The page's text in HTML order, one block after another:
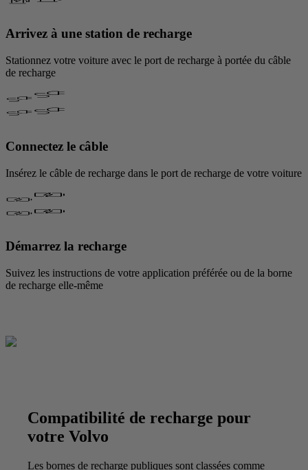
Arrivez à une station de recharge
Stationnez votre voiture avec le port de recharge à portée du câble
de recharge
Connectez le câble
Insérez le câble de recharge dans le port de recharge de votre voiture
Démarrez la recharge
Suivez les instructions de votre application préférée ou de la borne
de recharge elle-même
Compatibilité de recharge pour
votre Volvo
Les bornes de recharge publiques sont classées comme